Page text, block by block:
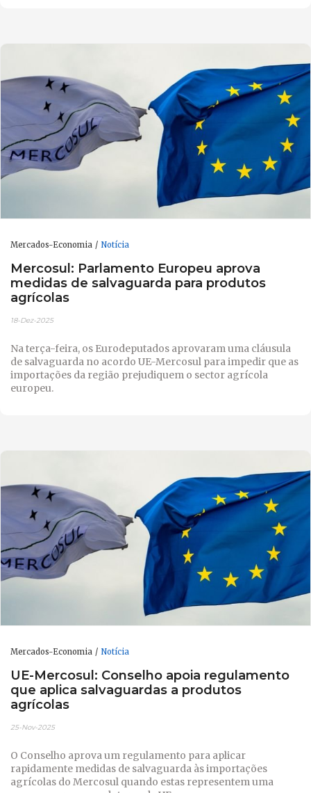
Mercados-Economia Notícia
Mercosul: Parlamento Europeu aprova
medidas de salvaguarda para produtos
agrícolas
18-Dez-2025
Na terça-feira, os Eurodeputados aprovaram uma cláusula
de salvaguarda no acordo UE-Mercosul para impedir que as
importações da região prejudiquem o sector agrícola
europeu.
Mercados-Economia Notícia
UE-Mercosul: Conselho apoia regulamento
que aplica salvaguardas a produtos
agrícolas
25-Nov-2025
O Conselho aprova um regulamento para aplicar
rapidamente medidas de salvaguarda às importações
agrícolas do Mercosul quando estas representem uma